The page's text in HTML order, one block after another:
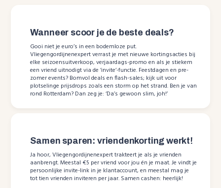
Wanneer scoor je de beste deals?
Gooi niet je euro’s in een bodemloze put.
Vliegengordijnenexpert verrast je met nieuwe kortingsacties bij
elke seizoensuitverkoop, verjaardags-promo en als je stiekem
een vriend uitnodigt via de ‘invite’-functie. Feestdagen en pre-
zomer events? Bomvol deals en flash-sales; kijk uit voor
plotselinge prijsdrops zoals een storm op het strand. Ben je van
rond Rotterdam? Dan zeg je: ‘Da’s gewoon slim, joh!’
Samen sparen: vriendenkorting werkt!
Ja hoor, Vliegengordijnenexpert trakteert je als je vrienden
aanbrengt. Meestal €5 per vriend voor jou én je maat. Je vindt je
persoonlijke invite-link in je klantaccount, en meestal mag je
tot tien vrienden inviteren per jaar. Samen cashen: heerlijk!